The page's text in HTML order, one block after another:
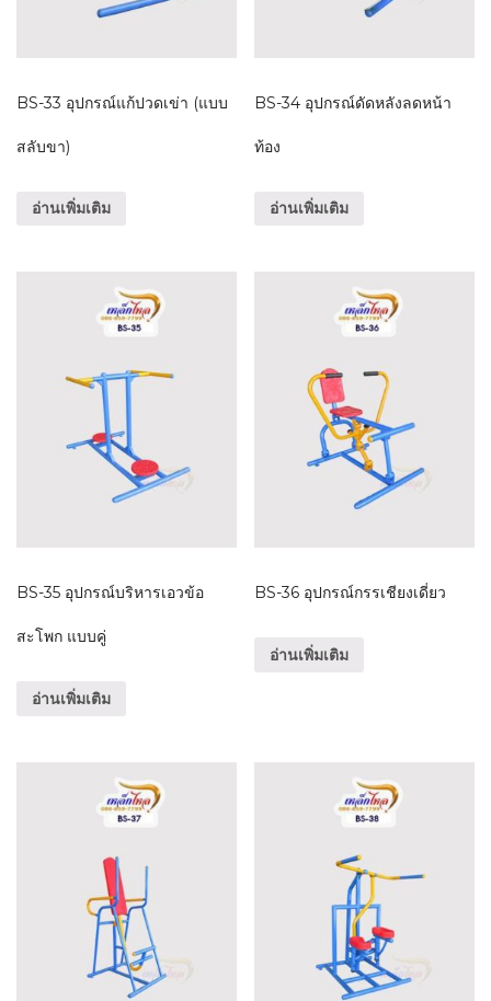
BS-33 อุปกรณ์แก้ปวดเข่า (แบบ
สลับขา)
อ่านเพิ่มเติม
BS-34 อุปกรณ์ดัดหลังลดหน้า
ท้อง
อ่านเพิ่มเติม
BS-35 อุปกรณ์บริหารเอวข้อ
สะโพก แบบคู่
อ่านเพิ่มเติม
BS-36 อุปกรณ์กรรเชียงเดี่ยว
อ่านเพิ่มเติม